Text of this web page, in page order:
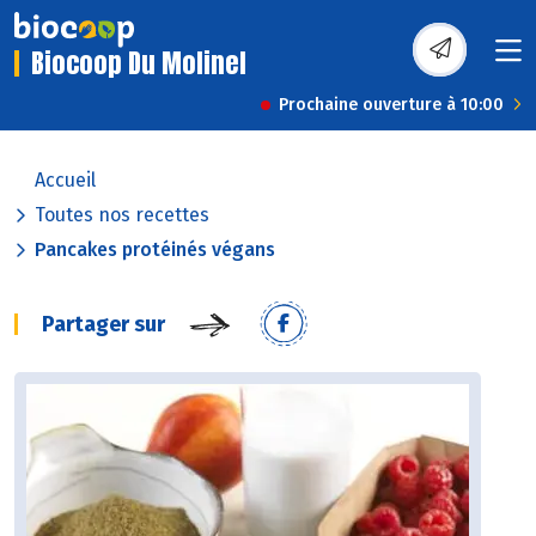
Biocoop Du Molinel
Prochaine ouverture à 10:00
Accueil
Toutes nos recettes
Pancakes protéinés végans
Partager sur